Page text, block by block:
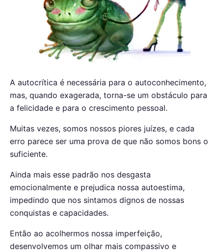
A autocrítica é necessária para o autoconhecimento,
mas, quando exagerada, torna-se um obstáculo para
a felicidade e para o crescimento pessoal.
Muitas vezes, somos nossos piores juízes, e cada
erro parece ser uma prova de que não somos bons o
suficiente.
Ainda mais esse padrão nos desgasta
emocionalmente e prejudica nossa autoestima,
impedindo que nos sintamos dignos de nossas
conquistas e capacidades.
Então ao acolhermos nossa imperfeição,
desenvolvemos um olhar mais compassivo e